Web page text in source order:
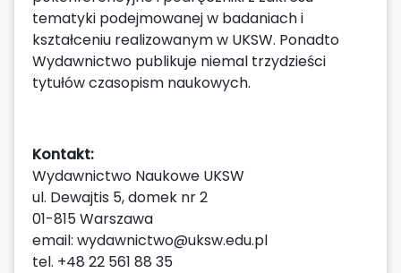
tematyki podejmowanej w badaniach i
kształceniu realizowanym w UKSW. Ponadto
Wydawnictwo publikuje niemal trzydzieści
tytułów czasopism naukowych.
Kontakt:
Wydawnictwo Naukowe UKSW
ul. Dewajtis 5, domek nr 2
01-815 Warszawa
email: wydawnictwo@uksw.edu.pl
tel. +48 22 561 88 35